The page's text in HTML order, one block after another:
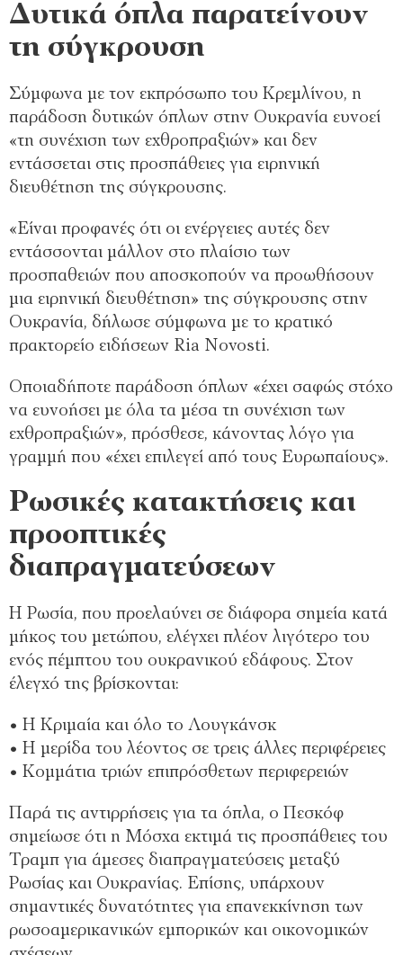
Δυτικά όπλα παρατείνουν
τη σύγκρουση
Σύμφωνα με τον εκπρόσωπο του Κρεμλίνου, η
παράδοση δυτικών όπλων στην Ουκρανία ευνοεί
«τη συνέχιση των εχθροπραξιών» και δεν
εντάσσεται στις προσπάθειες για ειρηνική
διευθέτηση της σύγκρουσης.
«Είναι προφανές ότι οι ενέργειες αυτές δεν
εντάσσονται μάλλον στο πλαίσιο των
προσπαθειών που αποσκοπούν να προωθήσουν
μια ειρηνική διευθέτηση» της σύγκρουσης στην
Ουκρανία, δήλωσε σύμφωνα με το κρατικό
πρακτορείο ειδήσεων Ria Novosti.
Οποιαδήποτε παράδοση όπλων «έχει σαφώς στόχο
να ευνοήσει με όλα τα μέσα τη συνέχιση των
εχθροπραξιών», πρόσθεσε, κάνοντας λόγο για
γραμμή που «έχει επιλεγεί από τους Ευρωπαίους».
Ρωσικές κατακτήσεις και
προοπτικές
διαπραγματεύσεων
Η Ρωσία, που προελαύνει σε διάφορα σημεία κατά
μήκος του μετώπου, ελέγχει πλέον λιγότερο του
ενός πέμπτου του ουκρανικού εδάφους. Στον
έλεγχό της βρίσκονται:
• Η Κριμαία και όλο το Λουγκάνσκ
• Η μερίδα του λέοντος σε τρεις άλλες περιφέρειες
• Κομμάτια τριών επιπρόσθετων περιφερειών
Παρά τις αντιρρήσεις για τα όπλα, ο Πεσκόφ
σημείωσε ότι η Μόσχα εκτιμά τις προσπάθειες του
Τραμπ για άμεσες διαπραγματεύσεις μεταξύ
Ρωσίας και Ουκρανίας. Επίσης, υπάρχουν
σημαντικές δυνατότητες για επανεκκίνηση των
ρωσοαμερικανικών εμπορικών και οικονομικών